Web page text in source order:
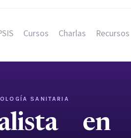
Cursos Charlas Recursos
SANITARIA
en